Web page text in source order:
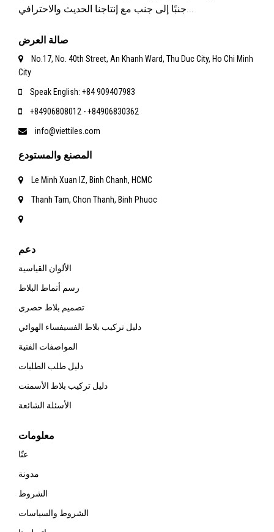
جنبًا إلى جنب مع إنتاجنا الحديث والاحترافي...
صالة العرض
No.17, No. 40th Street, An Khanh Ward, Thu Duc City, Ho Chi Minh
City
Speak English: +84 909407983
+84906808012 - +84906830362
info@viettiles.com
المصنع والمستودع
Le Minh Xuan IZ, Binh Chanh, HCMC
Thanh Tam, Chon Thanh, Binh Phuoc
دعم
الألوان القياسية
رسم أنماط البلاط
تصميم بلاط حصري
دليل تركيب بلاط الفسيفساء الهوائي
المواصفات الفنية
دليل طلب الطلبات
دليل تركيب بلاط الأسمنت
الأسئلة الشائعة
معلومات
عنّا
مدونة
الشروط
الشروط والسياسات